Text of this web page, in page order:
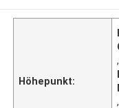
Höhepunkt:
,
,